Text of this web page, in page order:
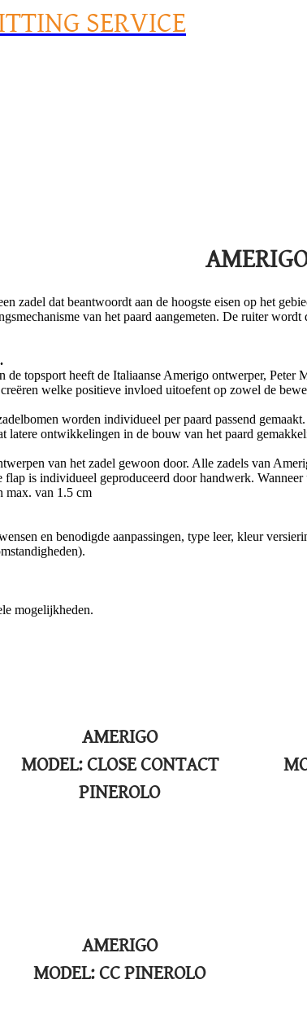
SERVICE
zadel dat beantwoordt aan de hoogste eisen op het
van het paard aangemeten. De ruiter
topsport heeft de Italiaanse Amerigo ontwerper,
welke positieve invloed uitoefent op zowel de
worden individueel per paard passend
latere ontwikkelingen in de bouw van het paard
van het zadel gewoon door. Alle zadels van
flap is individueel geproduceerd door handwerk.
max. van 1.5 cm
en benodigde aanpassingen, type leer, kleur
mogelijkheden.​​
AMERIGO
MODEL: CLOSE CONTACT
PINEROLO
AMERIGO
​MODEL: CC PINEROLO